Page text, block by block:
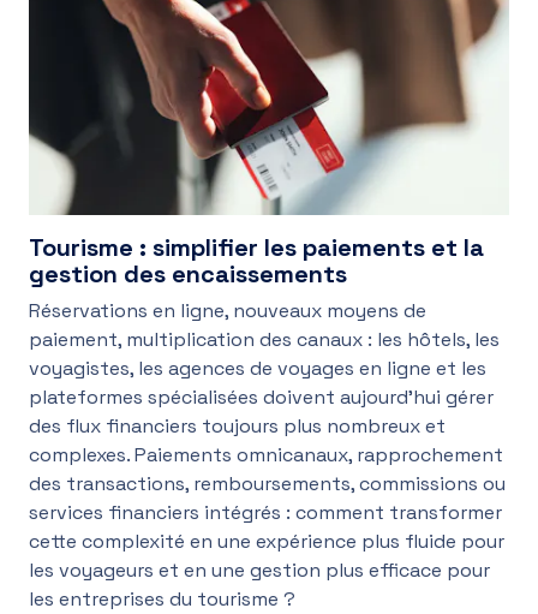
Tourisme : simplifier les paiements et la
gestion des encaissements
Réservations en ligne, nouveaux moyens de
paiement, multiplication des canaux : les hôtels, les
voyagistes, les agences de voyages en ligne et les
plateformes spécialisées doivent aujourd’hui gérer
des flux financiers toujours plus nombreux et
complexes. Paiements omnicanaux, rapprochement
des transactions, remboursements, commissions ou
services financiers intégrés : comment transformer
cette complexité en une expérience plus fluide pour
les voyageurs et en une gestion plus efficace pour
les entreprises du tourisme ?